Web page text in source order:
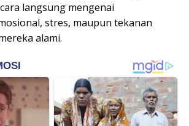
langsung mengenai
stres, maupun tekanan
alami.